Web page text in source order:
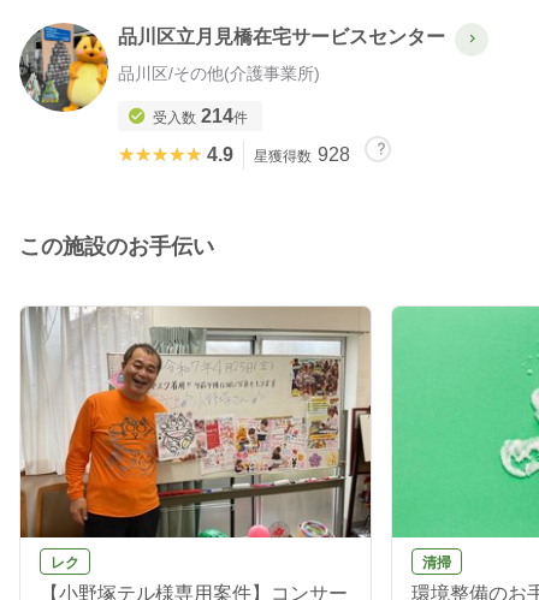
品川区立月見橋在宅サービスセンター
品川区/その他(介護事業所)
受入数 214件
★★★★★
★★★★★ 4.9 星獲得数 928
この施設のお手伝い
レク
【小野塚テル様専用案件】コンサー
清掃
環境整備のお